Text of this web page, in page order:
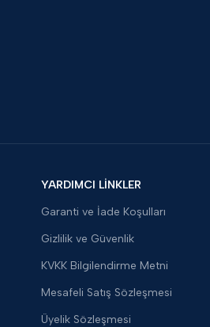
YARDIMCI LİNKLER
Garanti ve İade Koşulları
Gizlilik ve Güvenlik
KVKK Bilgilendirme Metni
Mesafeli Satış Sözleşmesi
Üyelik Sözleşmesi